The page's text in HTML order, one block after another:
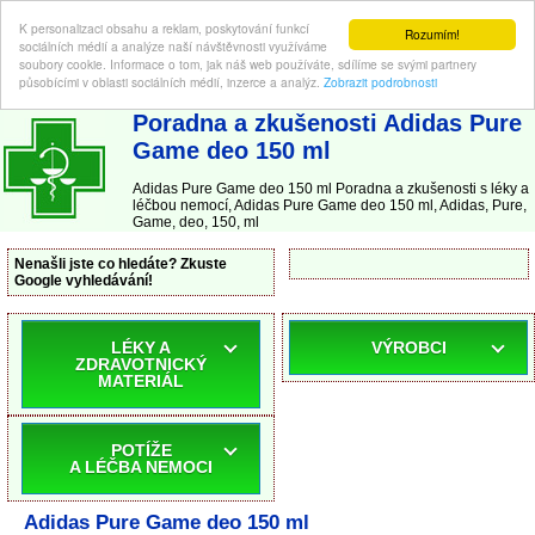
Rozumím!
K personalizaci obsahu a reklam, poskytování funkcí
sociálních médií a analýze naší návštěvnosti využíváme
soubory cookie. Informace o tom, jak náš web používáte, sdílíme se svými partnery
působícími v oblasti sociálních médií, inzerce a analýz. Zobrazit podrobnosti
ABC-LEKARNA.cz | Poradna a zkušenosti s léky a léčbou nemocí
Poradna a zkušenosti Adidas Pure
Game deo 150 ml
Adidas Pure Game deo 150 ml Poradna a zkušenosti s léky a
léčbou nemocí, Adidas Pure Game deo 150 ml, Adidas, Pure,
Game, deo, 150, ml
Nenašli jste co hledáte? Zkuste
Google vyhledávání!
LÉKY A
ZDRAVOTNICKÝ
MATERIÁL
POTÍŽE
A LÉČBA NEMOCI
VÝROBCI
Adidas Pure Game deo 150 ml